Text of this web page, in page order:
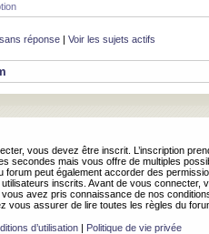
réponse | Voir les sujets actifs
vous devez être inscrit. L’inscription
secondes mais vous offre de multiples
forum peut également accorder des
inscrits. Avant de vous connecter,
avez pris connaissance de nos
vous assurer de lire toutes les règles du
d’utilisation| Politique de vie privée